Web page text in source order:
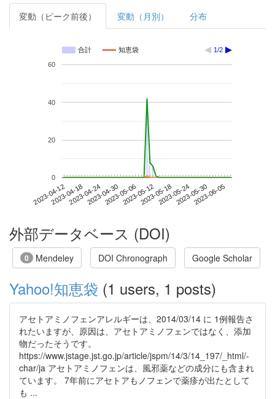
変動（ピーク前後） 変動（月別） 分布
合計 知恵袋 1/2
2023-04-122023-04-182023-04-242023-04-302023-05-062023-05-122023-05-182023-05-242023-05-302023-06-05
0
20
40
60
外部データベース (DOI)
0 Mendeley DOI Chronograph Google Scholar
Yahoo!知恵袋 (1 users, 1 posts)
アセトアミノフェンアレルギーは、2014/03/14 に 1例報告さ
れたいますが、原因は、アセトアミノフェンではなく、添加
物だったそうです。
https://www.jstage.jst.go.jp/article/jspm/14/3/14_197/_html/-
char/ja アセトアミノフェンは、風邪薬などの成分にも含まれ
ています。 7年前にアセトアもノフェンで薬疹が出たとして
も ...